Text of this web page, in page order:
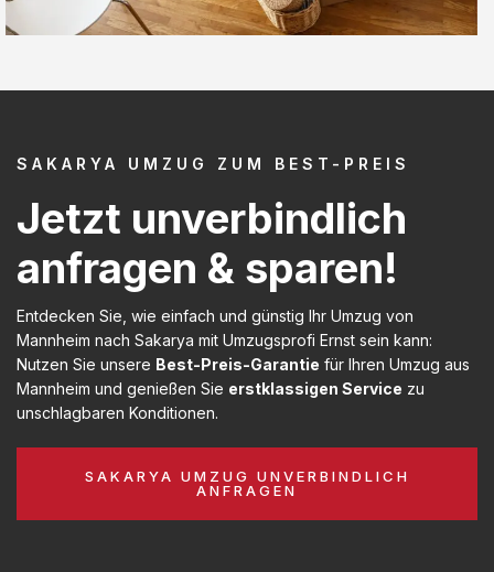
SAKARYA UMZUG ZUM BEST-PREIS
Jetzt unverbindlich
anfragen & sparen!
Entdecken Sie, wie einfach und günstig Ihr Umzug von
Mannheim nach Sakarya mit Umzugsprofi Ernst sein kann:
Nutzen Sie unsere Best-Preis-Garantie für Ihren Umzug aus
Mannheim und genießen Sie erstklassigen Service zu
unschlagbaren Konditionen.
SAKARYA UMZUG UNVERBINDLICH
ANFRAGEN